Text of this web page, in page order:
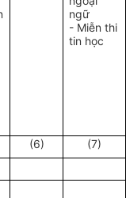
ngữ
- Miễn thi
tin học
(6)
(7)